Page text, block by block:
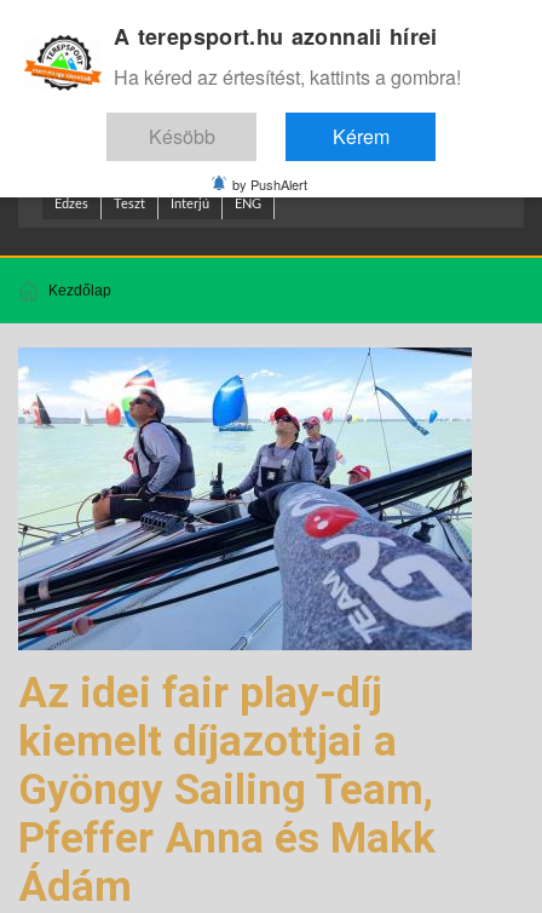
Edzes Teszt Interjú ENG
Kezdőlap
Az idei fair play-díj
kiemelt díjazottjai a
Gyöngy Sailing Team,
Pfeffer Anna és Makk
Ádám
A terepsport.hu azonnali hírei
Ha kéred az értesítést, kattints a gombra!
Késöbb Kérem
by PushAlert